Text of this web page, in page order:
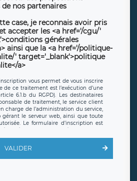
nos partenaires
case, je reconnais avoir pris
accepter les <a href='/cgu/'
générales
ainsi que la <a href='/politique-
' target='_blank'>politique
a>
vous permet de vous inscrire
de ce traitement est l’exécution d’une
6.1.b du RGPD). Les destinataires
de traitement, le service client
charge de l’administration du service,
gérant le serveur web, ainsi que toute
Le formulaire d’inscription est
protection conformes au RGPD. Les
étant entendu que vous pouvez
de vos données et retirer votre
VALIDER